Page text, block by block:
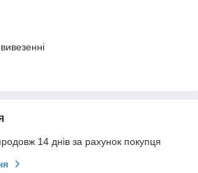
14 днів за рахунок покупця